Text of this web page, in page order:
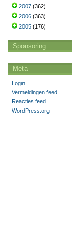
2007 (362)
2006 (363)
2005 (176)
Sponsoring
Meta
Login
Vermeldingen feed
Reacties feed
WordPress.org